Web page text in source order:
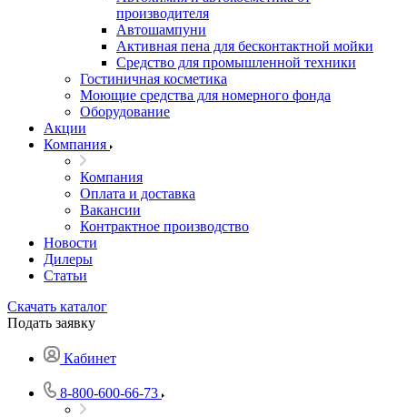
производителя
Автошампуни
Активная пена для бесконтактной мойки
Средство для промышленной техники
Гостиничная косметика
Моющие средства для номерного фонда
Оборудование
Акции
Компания
Компания
Оплата и доставка
Вакансии
Контрактное производство
Новости
Дилеры
Статьи
Скачать каталог
Подать заявку
Кабинет
8-800-600-66-73